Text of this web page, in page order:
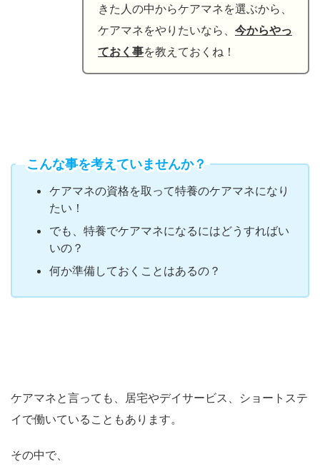
きた人の中からケアマネを選ぶから、
ケアマネをやりたいなら、 今からやっ
ておく事を教えておくね！
こんな事を考えていませんか？
ケアマネの資格を取って特養のケアマネになり
たい！
でも、特養でケアマネになるにはどうすればい
いの？
何か準備しておくことはあるの？
ケアマネと言っても、居宅やデイサービス、ショートステ
イで働いていることもあります。
その中で、